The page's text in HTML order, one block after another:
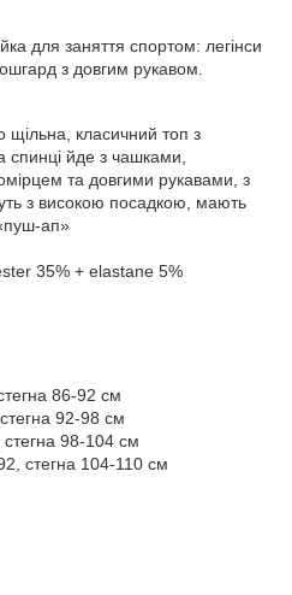
для заняття спортом: легінси
з довгим рукавом.
щільна, класичний топ з
йде з чашками,
та довгими рукавами, з
з високою посадкою, мають
ап»
35% + elastane 5%
86-92 см
92-98 см
98-104 см
стегна 104-110 см